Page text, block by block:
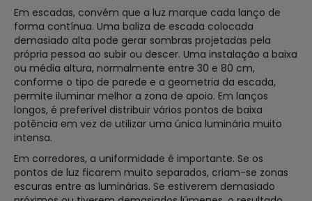
Em escadas, convém que a luz marque cada lanço de
forma contínua. Uma baliza de escada colocada
demasiado alta pode gerar sombras projetadas pela
própria pessoa ao subir ou descer. Uma instalação a baixa
ou média altura, normalmente entre 30 e 80 cm,
conforme o tipo de parede e a geometria da escada,
permite iluminar melhor a zona de apoio. Em lanços
longos, é preferível distribuir vários pontos de baixa
potência em vez de utilizar uma única luminária muito
intensa.
Em corredores, a uniformidade é importante. Se os
pontos de luz ficarem muito separados, criam-se zonas
escuras entre as luminárias. Se estiverem demasiado